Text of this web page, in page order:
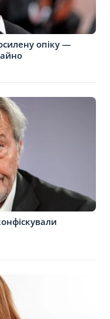
опіку —